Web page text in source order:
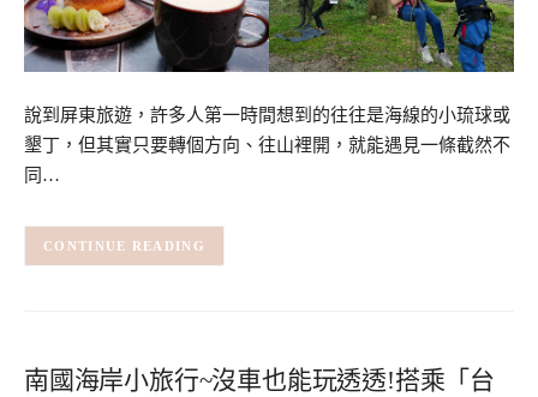
說到屏東旅遊，許多人第一時間想到的往往是海線的小琉球或
墾丁，但其實只要轉個方向、往山裡開，就能遇見一條截然不
同…
CONTINUE READING
南國海岸小旅行~沒車也能玩透透!搭乘「台